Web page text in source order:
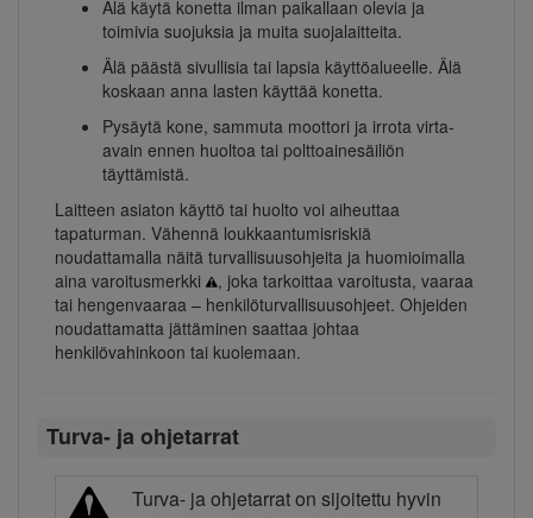
Älä käytä konetta ilman paikallaan olevia ja
toimivia suojuksia ja muita suojalaitteita.
Älä päästä sivullisia tai lapsia käyttöalueelle. Älä
koskaan anna lasten käyttää konetta.
Pysäytä kone, sammuta moottori ja irrota virta-
avain ennen huoltoa tai polttoainesäiliön
täyttämistä.
Laitteen asiaton käyttö tai huolto voi aiheuttaa
tapaturman. Vähennä loukkaantumisriskiä
noudattamalla näitä turvallisuusohjeita ja huomioimalla
aina varoitusmerkki
, joka tarkoittaa varoitusta, vaaraa
tai hengenvaaraa – henkilöturvallisuusohjeet. Ohjeiden
noudattamatta jättäminen saattaa johtaa
henkilövahinkoon tai kuolemaan.
Turva- ja ohjetarrat
Turva- ja ohjetarrat on sijoitettu hyvin